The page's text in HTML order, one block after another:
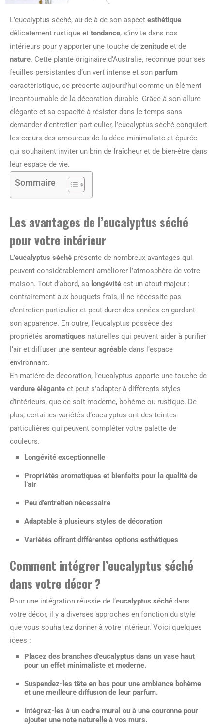
L’eucalyptus séché, au-delà de son aspect esthétique
délicatement rustique et tendance, s’invite dans nos
intérieurs pour y apporter une touche de zenitude et de
nature. Cette plante originaire d’Australie, reconnue pour ses
feuilles persistantes d’un vert intense et son parfum
caractéristique, se présente aujourd’hui comme un élément
incontournable de la décoration durable. Grâce à son allure
élégante et sa capacité à résister dans le temps sans
demander d’entretien particulier, l’eucalyptus séché conquiert
les cœurs des amoureux de la déco minimaliste et épurée
qui souhaitent inviter un brin de fraîcheur et de bien-être dans
leur espace de vie.
Sommaire
Les avantages de l’eucalyptus séché
pour votre intérieur
L’eucalyptus séché présente de nombreux avantages qui
peuvent considérablement améliorer l’atmosphère de votre
maison. Tout d’abord, sa longévité est un atout majeur :
contrairement aux bouquets frais, il ne nécessite pas
d’entretien particulier et peut durer des années en gardant
son apparence. En outre, l’eucalyptus possède des
propriétés aromatiques naturelles qui peuvent aider à purifier
l’air et diffuser une senteur agréable dans l’espace
environnant.
En matière de décoration, l’eucalyptus apporte une touche de
verdure élégante et peut s’adapter à différents styles
d’intérieurs, que ce soit moderne, bohème ou rustique. De
plus, certaines variétés d’eucalyptus ont des teintes
particulières qui peuvent compléter votre palette de
couleurs.
Longévité exceptionnelle
Propriétés aromatiques et bienfaits pour la qualité de
l’air
Peu d’entretien nécessaire
Adaptable à plusieurs styles de décoration
Variétés offrant différentes options esthétiques
Comment intégrer l’eucalyptus séché
dans votre décor ?
Pour une intégration réussie de l’eucalyptus séché dans
votre décor, il y a diverses approches en fonction du style
que vous souhaitez donner à votre intérieur. Voici quelques
idées :
Placez des branches d’eucalyptus dans un vase haut
pour un effet minimaliste et moderne.
Suspendez-les tête en bas pour une ambiance bohème
et une meilleure diffusion de leur parfum.
Intégrez-les à un cadre mural ou à une couronne pour
ajouter une note naturelle à vos murs.